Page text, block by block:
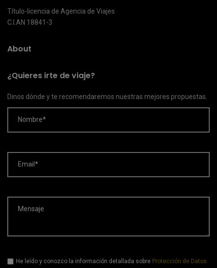
Título-licencia de Agencia de Viajes
C.I.AN 18841-3
About
¿Quieres irte de viaje?
Dinos dónde y te recomendaremos nuestras mejores propuestas.
Nombre*
Email*
Mensaje
He leído y conozco la información detallada sobre Protección de Datos